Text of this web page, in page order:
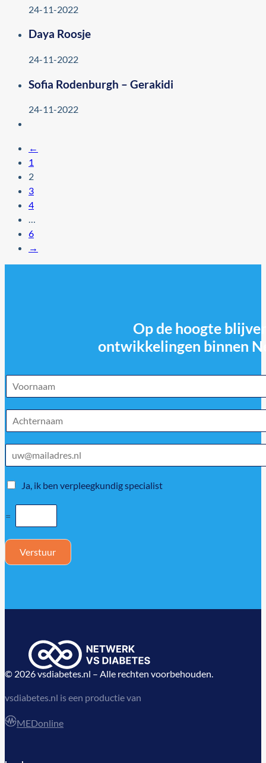
24-11-2022
Daya Roosje
24-11-2022
Sofia Rodenburgh – Gerakidi
24-11-2022
←
1
2
3
4
6
→
Op de hoogte
ontwikkelingen binnen
Ja, ik ben verpleegkundig specialist
=
Verstuur
© 2026 vsdiabetes.nl – Alle rechten voorbehouden.
vsdiabetes.nl is een productie van
MEDonline